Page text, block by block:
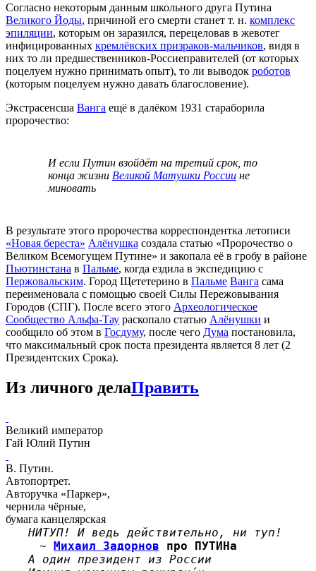
Согласно некоторым данным школьного друга Путина
Великого Йоды, причиной его смерти станет т. н. комплекс
эпиляции, которым он заразился, перецеловав в жевотег
инфицированных кремлёвских призраков-мальчиков, видя в
них то ли предшественников-Россиеправителей (от которых
поцелуем нужно принимать опыт), то ли выводок роботов
(которым поцелуем нужно давать благословение).
Экстрасенсша Ванга ещё в далёком 1931 стараборила
пророчество:
И если Путин взойдёт на третий срок, то
конца жизни Великой Матушки России не
миновать
В результате этого пророчества корреспондентка летописи
«Новая береста» Алёнушка создала статью «Пророчество о
Великом Всемогущем Путине» и закопала её в гробу в районе
Пьютинстана в Пальме, когда ездила в экспедицию с
Пержовальским. Город Щететерино в Пальме Ванга сама
переименовала с помощью своей Силы Пережовывания
Городов (СПГ). После всего этого Археологическое
Сообщество Альфа-Тау раскопало статью Алёнушки и
сообщило об этом в Госдуму, после чего Дума постановила,
что максимальный срок поста президента является 8 лет (2
Президентских Срока).
Из личного делаПравить
Великий император
Гай Юлий Путин
В. Путин.
Автопортрет.
Авторучка «Паркер»,
чернила чёрные,
бумага канцелярская
НИТУП! И ведь действительно, ни туп!
~ Михаил Задорнов про ПУТИНа
А один президент из России